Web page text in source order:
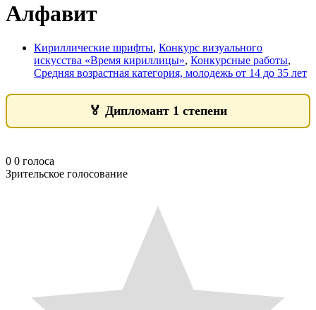
Алфавит
Кириллические шрифты, Конкурс визуального
искусства «Время кириллицы», Конкурсные работы,
Средняя возрастная категория, молодежь от 14 до 35 лет
🏅 Дипломант 1 степени
0 0 голоса
Зрительское голосование